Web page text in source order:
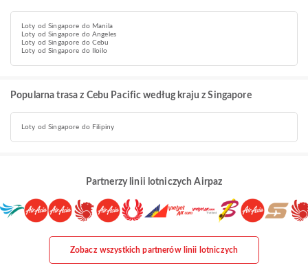
Loty od Singapore do Manila
Loty od Singapore do Angeles
Loty od Singapore do Cebu
Loty od Singapore do Iloilo
Popularna trasa z Cebu Pacific według kraju z Singapore
Loty od Singapore do Filipiny
Partnerzy linii lotniczych Airpaz
Zobacz wszystkich partnerów linii lotniczych